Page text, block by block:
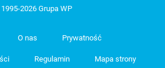
2026 Grupa WP
O nas Prywatność
Regulamin Mapa strony